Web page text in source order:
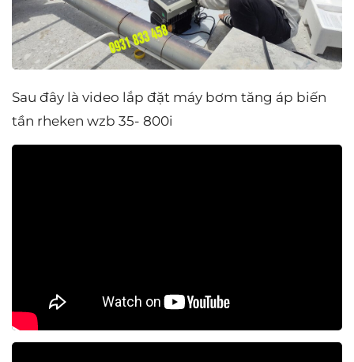
Sau đây là video lắp đặt máy bơm tăng áp biến
tần rheken wzb 35- 800i